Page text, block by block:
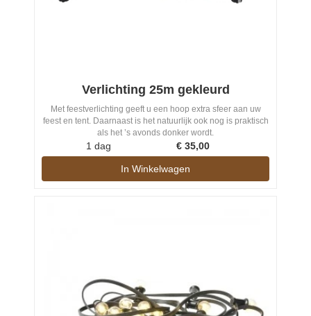
Verlichting 25m gekleurd
Met feestverlichting geeft u een hoop extra sfeer aan uw
feest en tent. Daarnaast is het natuurlijk ook nog is praktisch
als het ’s avonds donker wordt.
1 dag € 35,00
In Winkelwagen